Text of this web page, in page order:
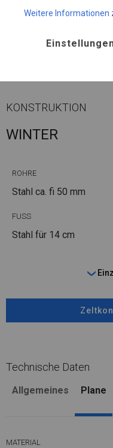
KONSTRUKTION
WINTER
ROHRE
Stahl ca. fi 50 mm
FUSS
Stahl für 14 cm
Technische Daten
Allgemeines Plane
MATERIAL
Weitere Informationen